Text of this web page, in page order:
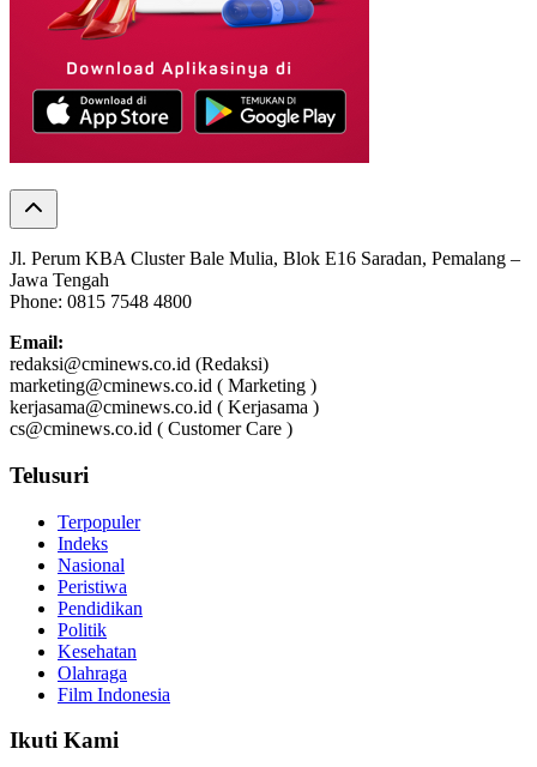
Jl. Perum KBA Cluster Bale Mulia, Blok E16 Saradan, Pemalang –
Jawa Tengah
Phone: 0815 7548 4800
Email:
redaksi@cminews.co.id (Redaksi)
marketing@cminews.co.id ( Marketing )
kerjasama@cminews.co.id ( Kerjasama )
cs@cminews.co.id ( Customer Care )
Telusuri
Terpopuler
Indeks
Nasional
Peristiwa
Pendidikan
Politik
Kesehatan
Olahraga
Film Indonesia
Ikuti Kami